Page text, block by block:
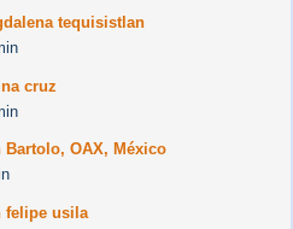
tequisistlan
cruz
Bartolo, OAX, México
felipe usila